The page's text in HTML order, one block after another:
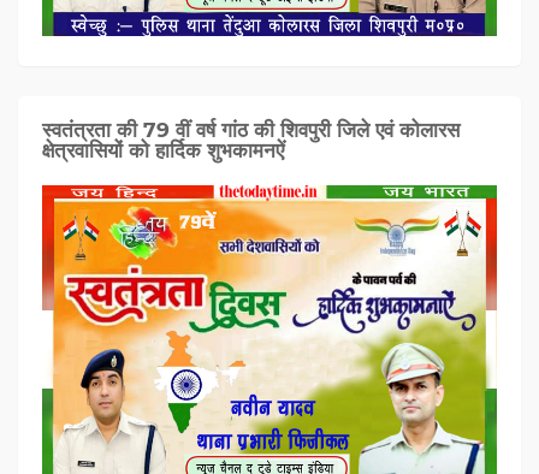
स्वतंत्रता की 79 वीं वर्ष गांठ की शिवपुरी जिले एवं कोलारस
क्षेत्रवासियों को हार्दिक शुभकामनऐं